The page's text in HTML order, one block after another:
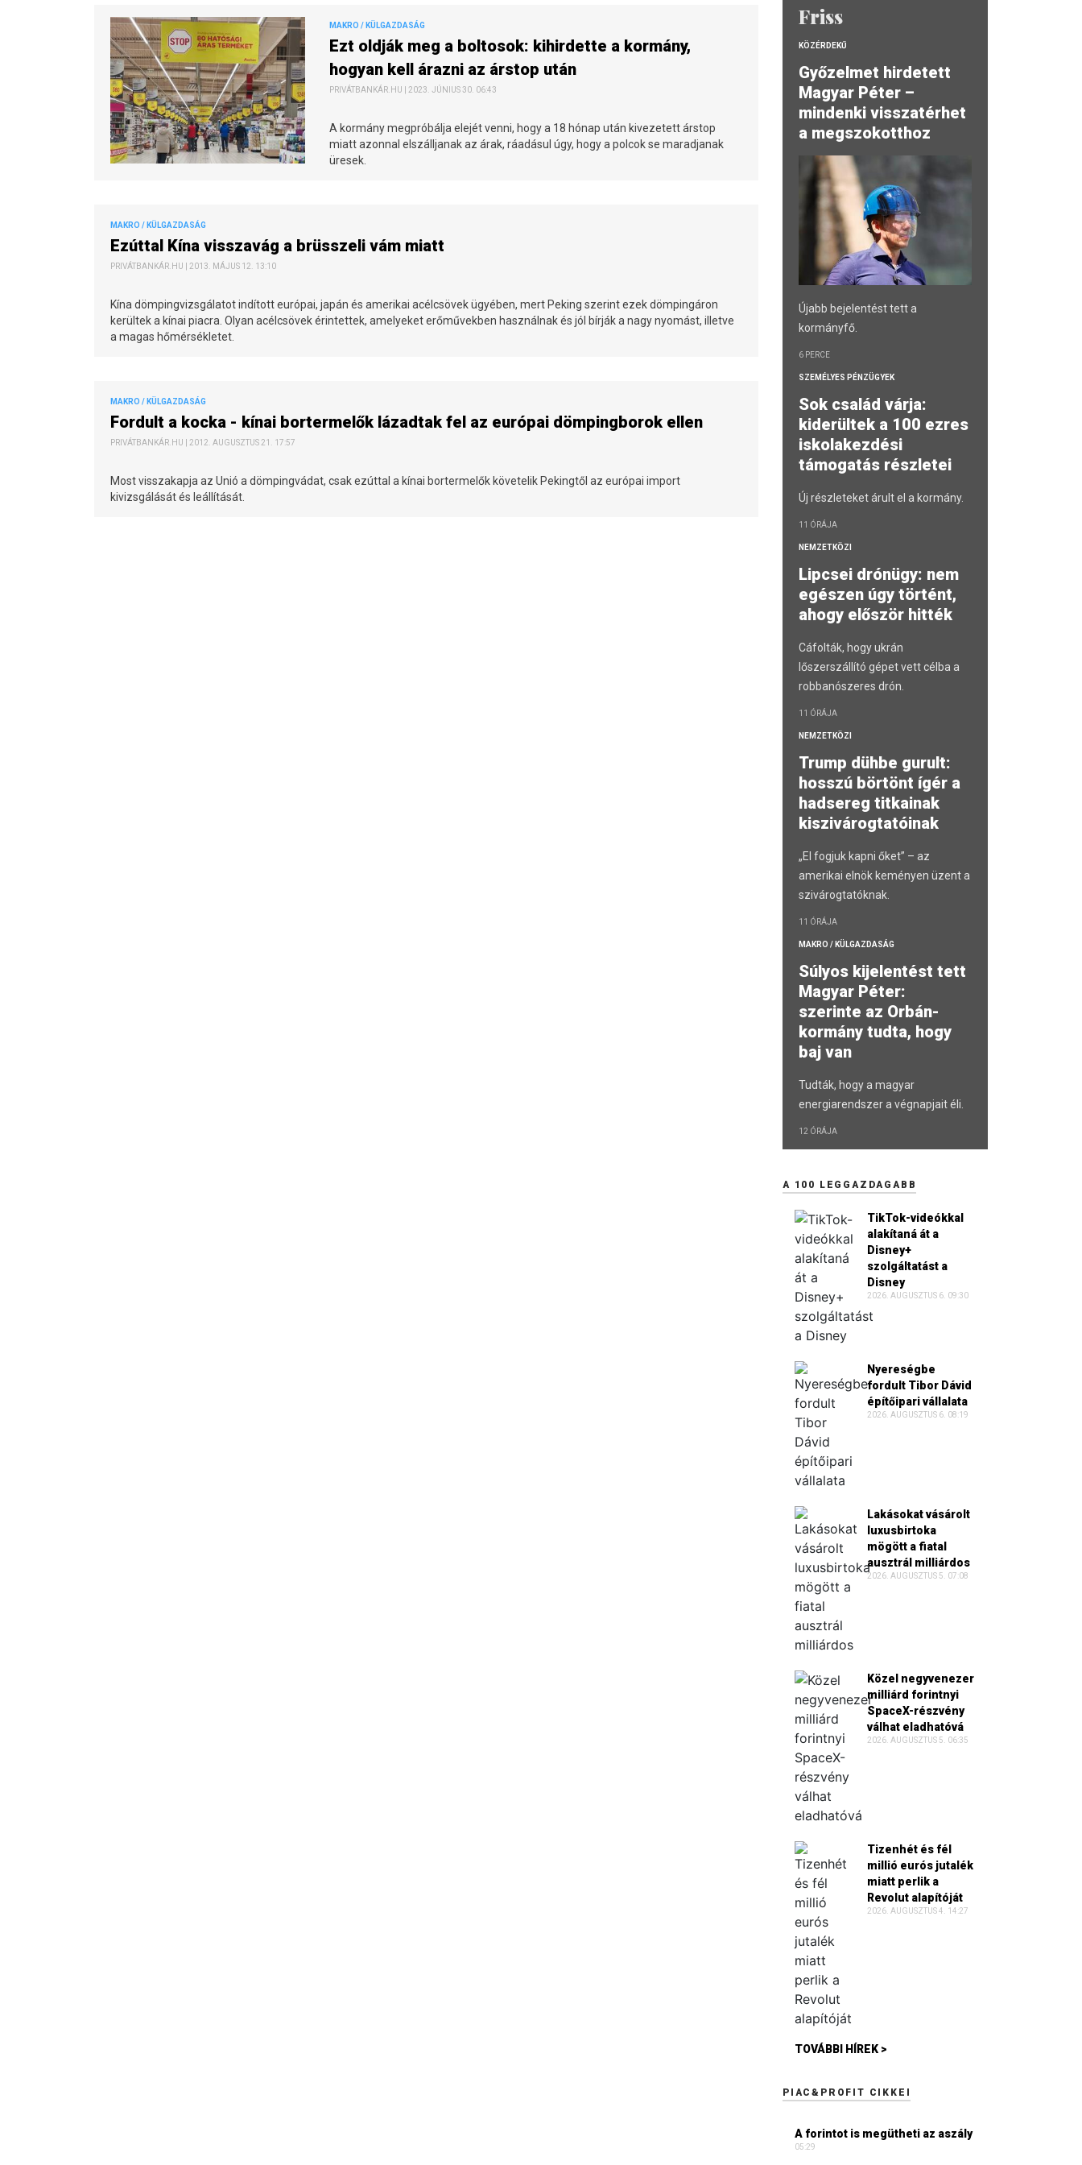
MAKRO / KÜLGAZDASÁG
Ezt oldják meg a boltosok: kihirdette a kormány,
hogyan kell árazni az árstop után
PRIVÁTBANKÁR.HU | 2023. JÚNIUS 30. 06:43
A kormány megpróbálja elejét venni, hogy a 18 hónap után kivezetett árstop
miatt azonnal elszálljanak az árak, ráadásul úgy, hogy a polcok se maradjanak
üresek.
MAKRO / KÜLGAZDASÁG
Ezúttal Kína visszavág a brüsszeli vám miatt
PRIVÁTBANKÁR.HU | 2013. MÁJUS 12. 13:10
Kína dömpingvizsgálatot indított európai, japán és amerikai acélcsövek ügyében, mert Peking szerint ezek dömpingáron
kerültek a kínai piacra. Olyan acélcsövek érintettek, amelyeket erőművekben használnak és jól bírják a nagy nyomást, illetve
a magas hőmérsékletet.
MAKRO / KÜLGAZDASÁG
Fordult a kocka - kínai bortermelők lázadtak fel az európai dömpingborok ellen
PRIVÁTBANKÁR.HU | 2012. AUGUSZTUS 21. 17:57
Most visszakapja az Unió a dömpingvádat, csak ezúttal a kínai bortermelők követelik Pekingtől az európai import
kivizsgálását és leállítását.
Friss
KÖZÉRDEKŰ
Győzelmet hirdetett
Magyar Péter –
mindenki visszatérhet
a megszokotthoz
Újabb bejelentést tett a
kormányfő.
6 PERCE
SZEMÉLYES PÉNZÜGYEK
Sok család várja:
kiderültek a 100 ezres
iskolakezdési
támogatás részletei
Új részleteket árult el a kormány.
11 ÓRÁJA
NEMZETKÖZI
Lipcsei drónügy: nem
egészen úgy történt,
ahogy először hitték
Cáfolták, hogy ukrán
lőszerszállító gépet vett célba a
robbanószeres drón.
11 ÓRÁJA
NEMZETKÖZI
Trump dühbe gurult:
hosszú börtönt ígér a
hadsereg titkainak
kiszivárogtatóinak
„El fogjuk kapni őket” – az
amerikai elnök keményen üzent a
szivárogtatóknak.
11 ÓRÁJA
MAKRO / KÜLGAZDASÁG
Súlyos kijelentést tett
Magyar Péter:
szerinte az Orbán-
kormány tudta, hogy
baj van
Tudták, hogy a magyar
energiarendszer a végnapjait éli.
12 ÓRÁJA
A 100 LEGGAZDAGABB
TikTok-videókkal
alakítaná át a
Disney+
szolgáltatást a
Disney
2026. AUGUSZTUS 6. 09:30
Nyereségbe
fordult Tibor Dávid
építőipari vállalata
2026. AUGUSZTUS 6. 08:19
Lakásokat vásárolt
luxusbirtoka
mögött a fiatal
ausztrál milliárdos
2026. AUGUSZTUS 5. 07:08
Közel negyvenezer
milliárd forintnyi
SpaceX-részvény
válhat eladhatóvá
2026. AUGUSZTUS 5. 06:35
Tizenhét és fél
millió eurós jutalék
miatt perlik a
Revolut alapítóját
2026. AUGUSZTUS 4. 14:27
TOVÁBBI HÍREK >
PIAC&PROFIT CIKKEI
A forintot is megütheti az aszály
05:29